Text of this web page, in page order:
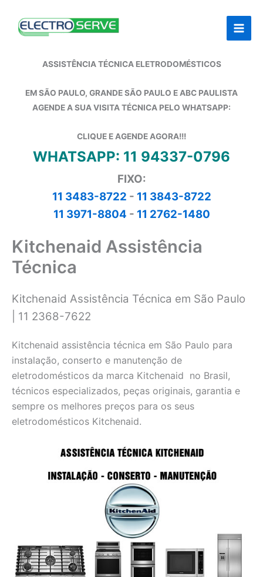
ASSISTÊNCIA TÉCNICA ELETRODOMÉSTICOS
EM SÃO PAULO, GRANDE SÃO PAULO E ABC PAULISTA
AGENDE A SUA VISITA TÉCNICA PELO WHATSAPP:
CLIQUE E AGENDE AGORA!!!
WHATSAPP: 11 94337-0796
FIXO:
11 3483-8722 - 11 3843-8722
11 3971-8804 - 11 2762-1480
Kitchenaid Assistência
Técnica
Kitchenaid Assistência Técnica em São Paulo
| 11 2368-7622
Kitchenaid assistência técnica em São Paulo para
instalação, conserto e manutenção de
eletrodomésticos da marca Kitchenaid no Brasil,
técnicos especializados, peças originais, garantia e
sempre os melhores preços para os seus
eletrodomésticos Kitchenaid.